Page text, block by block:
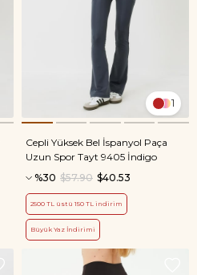
1
Cepli Yüksek Bel İspanyol Paça
Uzun Spor Tayt 9405 İndigo
%30
$40.53
$57.90
2500 TL üstü 150 TL indirim
Büyük Yaz İndirimi